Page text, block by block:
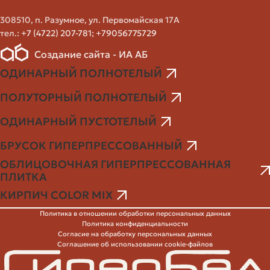
Для облицовки углов, оконных откосов и резки всегда
оставляйте больше запаса.
Пример расчёта
Пусть фасад 100 м². Один кирпич 250×120 мм, площадь
площадь одного «элемента» получается примерно
0,032 м². Тогда N = 100 / 0,032 ≈ 3125 штук. Запас 7% —
При заказе с доставкой стоит округлять в большую
сторону и учитывать упаковку: кирпич обычно
упакован по паллетам, и количество должно кратным
паллете. Обсудите это с логистом поставщика.
Упаковка, погрузка и особенности
308510, п. Разумное, ул. Первомайская 17А
тел.: +7 (4722) 207-781; +79056775729
Создание сайта - ИА АБ
ОДИНАРНЫЙ ПОЛНОТЕЛЫЙ
ПОЛУТОРНЫЙ ПОЛНОТЕЛЫЙ
ОДИНАРНЫЙ ПУСТОТЕЛЫЙ
БРУСОК ГИПЕРПРЕССОВАННЫЙ
ОБЛИЦОВОЧНАЯ ГИПЕРПРЕССОВАННАЯ
ПЛИТКА
КИРПИЧ COLOR MIX
Политика в отношении обработки персональных данных
Политика конфиденциальности
Согласие на обработку персональных данных
Соглашение об использовании cookie-файлов